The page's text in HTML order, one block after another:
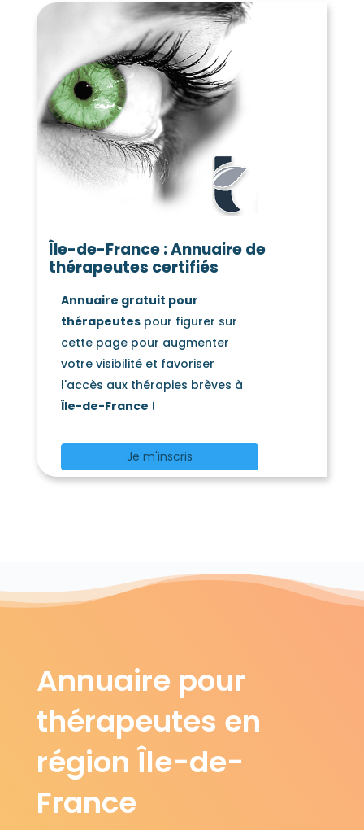
Île-de-France : Annuaire de
thérapeutes certifiés
Annuaire gratuit pour
thérapeutespour figurer sur
cette page pour augmenter
votre visibilité et favoriser
l'accès aux thérapies brèves à
Île-de-France !
Je m'inscris
Annuaire pour
thérapeutes en
région Île-de-
France